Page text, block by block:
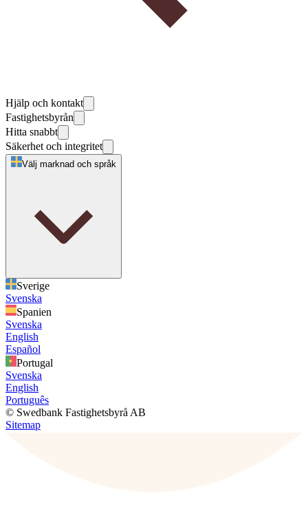
Hjälp och kontakt
Fastighetsbyrån
Hitta snabbt
Säkerhet och integritet
Välj marknad och språk
Sverige
Svenska
Spanien
Svenska
English
Español
Portugal
Svenska
English
Português
© Swedbank Fastighetsbyrå AB
Sitemap